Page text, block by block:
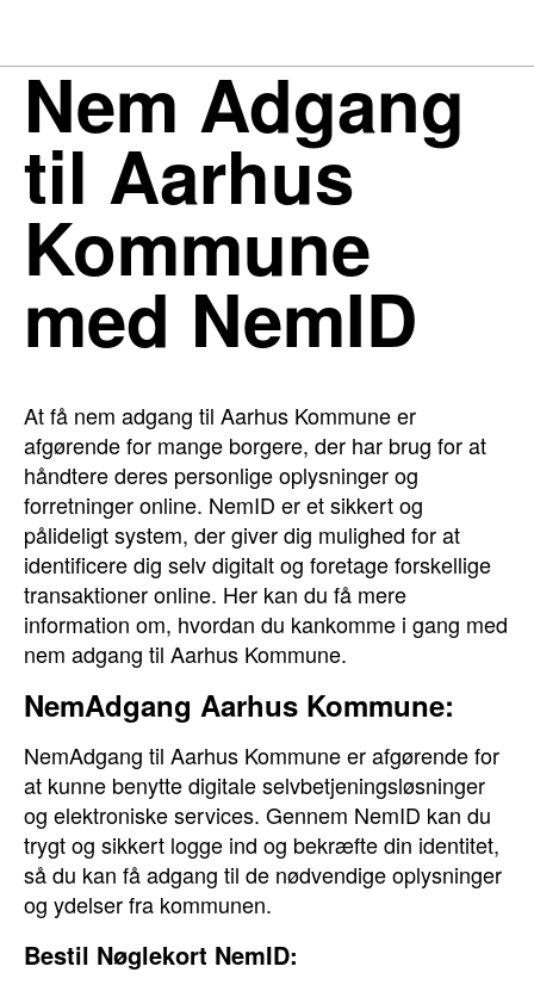
Nem Adgang
til Aarhus
Kommune
med NemID
At få nem adgang til Aarhus Kommune er
afgørende for mange borgere, der har brug for at
håndtere deres personlige oplysninger og
forretninger online. NemID er et sikkert og
pålideligt system, der giver dig mulighed for at
identificere dig selv digitalt og foretage forskellige
transaktioner online. Her kan du få mere
information om, hvordan du kankomme i gang med
nem adgang til Aarhus Kommune.
NemAdgang Aarhus Kommune:
NemAdgang til Aarhus Kommune er afgørende for
at kunne benytte digitale selvbetjeningsløsninger
og elektroniske services. Gennem NemID kan du
trygt og sikkert logge ind og bekræfte din identitet,
så du kan få adgang til de nødvendige oplysninger
og ydelser fra kommunen.
Bestil Nøglekort NemID: